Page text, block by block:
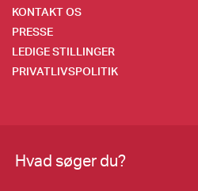
KONTAKT OS
PRESSE
LEDIGE STILLINGER
PRIVATLIVSPOLITIK